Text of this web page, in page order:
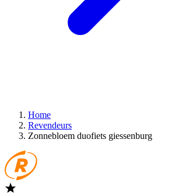
Home
Revendeurs
Zonnebloem duofiets giessenburg